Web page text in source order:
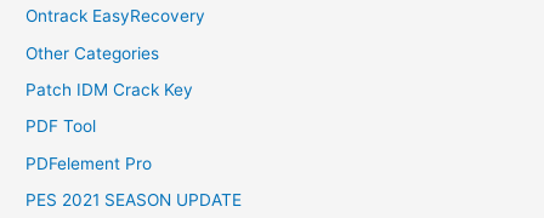
Ontrack EasyRecovery
Other Categories
Patch IDM Crack Key
PDF Tool
PDFelement Pro
PES 2021 SEASON UPDATE